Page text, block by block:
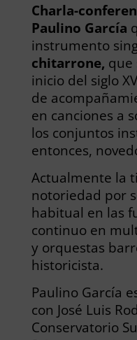
Charla-
Paulino García
instrumento
chitarrone, que
inicio del siglo
de
en canciones a
los conjuntos
entonces,
Actualmente la
notoriedad por
habitual en las
continuo en
y orquestas
historicista.
Paulino García
con José Luis
Conservatorio